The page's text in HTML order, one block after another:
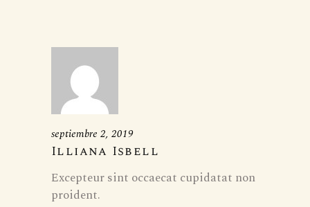
septiembre 2, 2019
Illiana Isbell
Excepteur sint occaecat cupidatat non
proident.